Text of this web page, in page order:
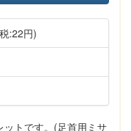
:22円)
ットです。(足首用ミサ